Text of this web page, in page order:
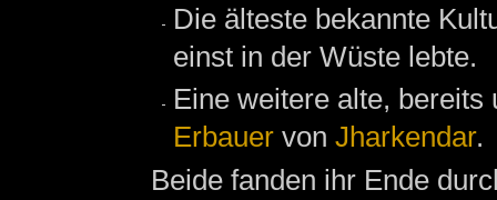
Die älteste bekannte
einst in der Wüste lebte.
Eine weitere alte,
Erbauer von Jharkendar.
Beide fanden ihr Ende